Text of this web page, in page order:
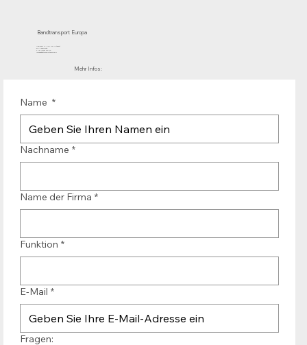
Bandtransport Europa
Mühlenhof 12 | 1911 DB Uitgeest
die Niederlande
T.:+31 (0)251 319 119
info@bandtransporteurope.nl
Mehr Infos:
Name *
Nachname *
Name der Firma *
Funktion *
E-Mail *
Fragen: